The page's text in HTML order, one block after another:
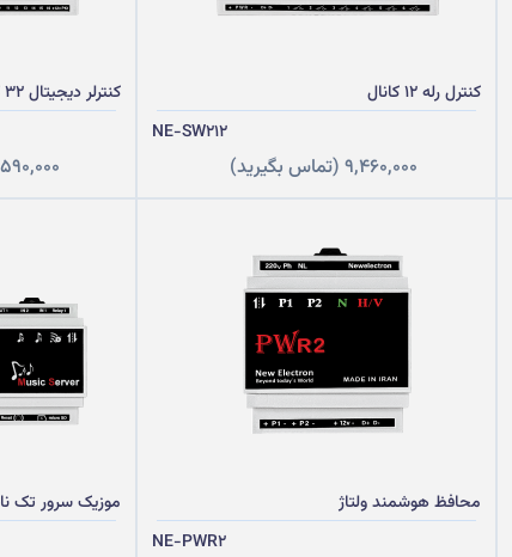
کنترل رله 12 کانال
NE-SW212
9,460,000 (تماس بگیرید)
کنترلر دیجیتال 32 کانال
محافظ هوشمند ولتاژ
NE-PWR2
موزیک سرور تک